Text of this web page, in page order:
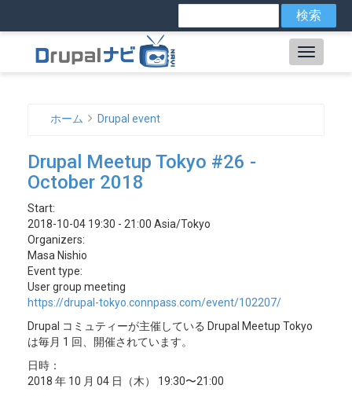
メ
イ
移
検
Main
ン
く
ず
ホーム Drupal event
Drupal Meetup Tokyo #26 -
October 2018
Start:
2018-10-04 19:30 - 21:00 Asia/Tokyo
Organizers:
Masa Nishio
Event type:
User group meeting
https://drupal-tokyo.connpass.com/event/102207/
Drupal コミュティーが主催している Drupal Meetup Tokyo
は毎月 1 回、開催されています。
日時：
2018 年 10 月 04 日（木） 19:30〜21:00